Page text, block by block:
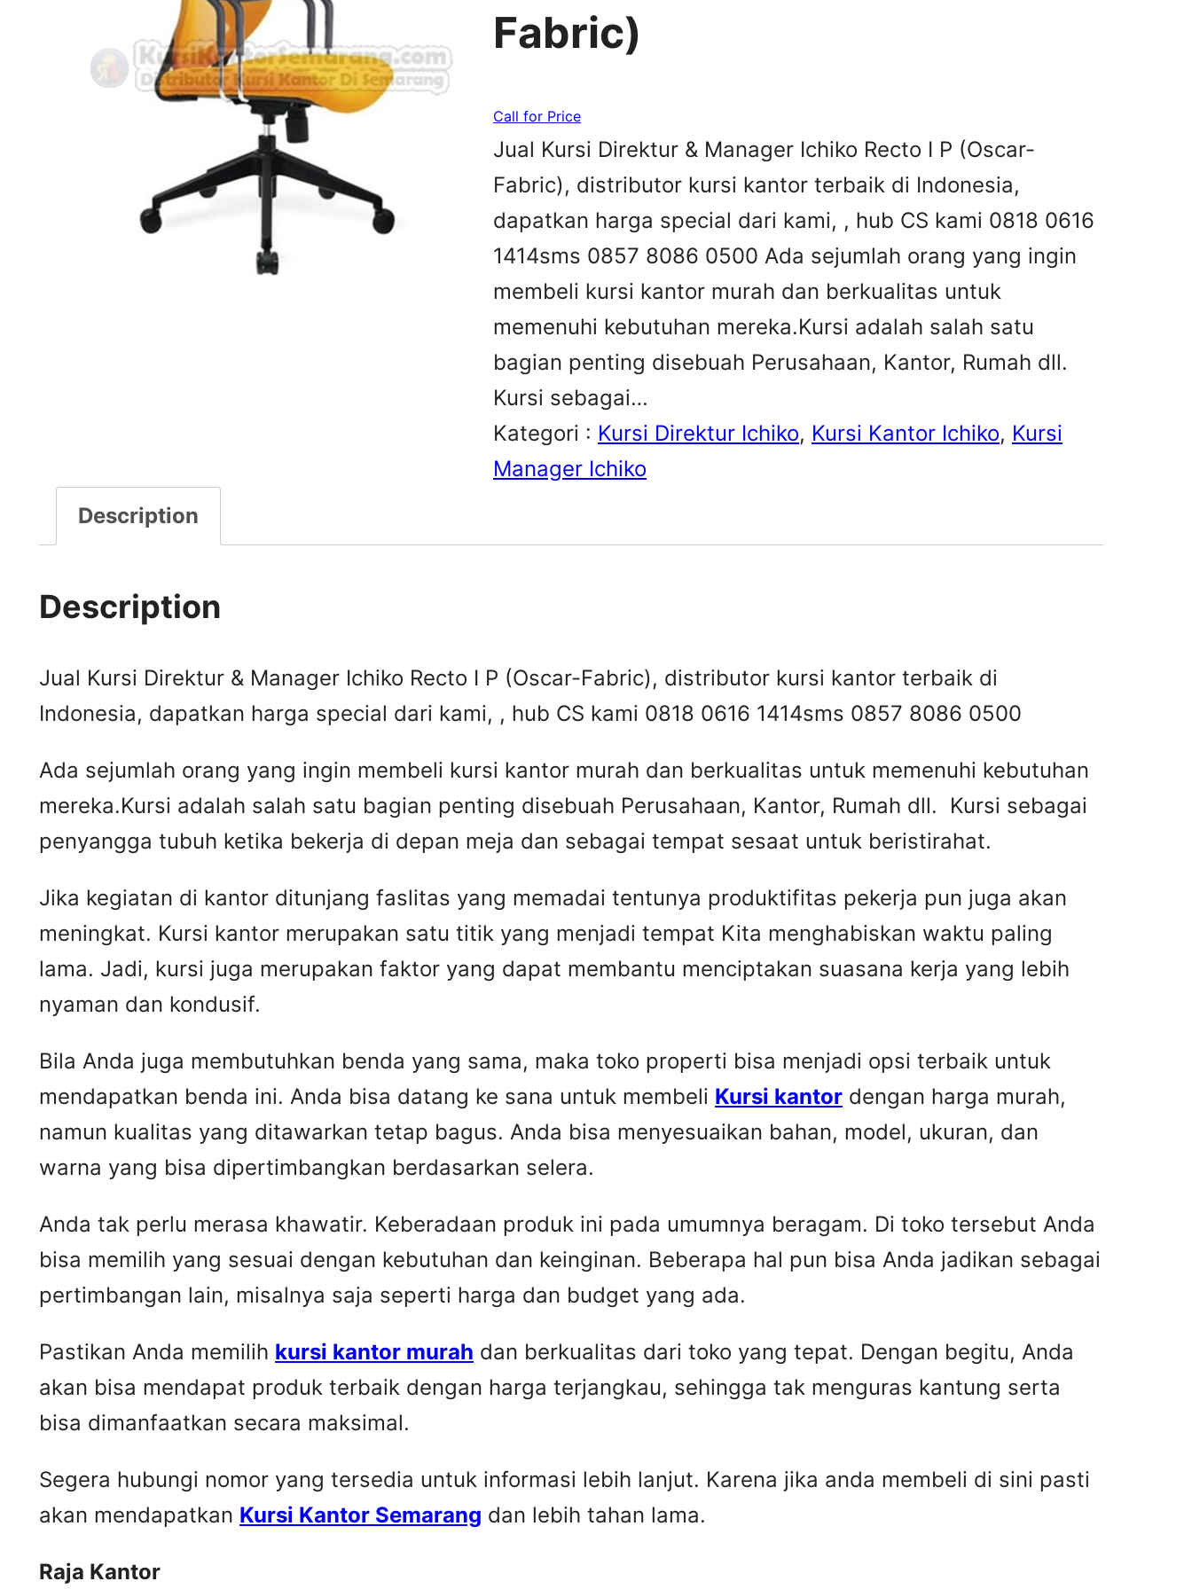
Fabric)
Call for Price
Jual Kursi Direktur & Manager Ichiko Recto I P (Oscar-
Fabric), distributor kursi kantor terbaik di Indonesia,
dapatkan harga special dari kami, , hub CS kami 0818 0616
1414sms 0857 8086 0500 Ada sejumlah orang yang ingin
membeli kursi kantor murah dan berkualitas untuk
memenuhi kebutuhan mereka.Kursi adalah salah satu
bagian penting disebuah Perusahaan, Kantor, Rumah dll.
Kursi sebagai…
Kategori : Kursi Direktur Ichiko, Kursi Kantor Ichiko, Kursi
Manager Ichiko
Description
Description
Jual Kursi Direktur & Manager Ichiko Recto I P (Oscar-Fabric), distributor kursi kantor terbaik di
Indonesia, dapatkan harga special dari kami, , hub CS kami 0818 0616 1414sms 0857 8086 0500
Ada sejumlah orang yang ingin membeli kursi kantor murah dan berkualitas untuk memenuhi kebutuhan
mereka.Kursi adalah salah satu bagian penting disebuah Perusahaan, Kantor, Rumah dll. Kursi sebagai
penyangga tubuh ketika bekerja di depan meja dan sebagai tempat sesaat untuk beristirahat.
Jika kegiatan di kantor ditunjang faslitas yang memadai tentunya produktifitas pekerja pun juga akan
meningkat. Kursi kantor merupakan satu titik yang menjadi tempat Kita menghabiskan waktu paling
lama. Jadi, kursi juga merupakan faktor yang dapat membantu menciptakan suasana kerja yang lebih
nyaman dan kondusif.
Bila Anda juga membutuhkan benda yang sama, maka toko properti bisa menjadi opsi terbaik untuk
mendapatkan benda ini. Anda bisa datang ke sana untuk membeli Kursi kantor dengan harga murah,
namun kualitas yang ditawarkan tetap bagus. Anda bisa menyesuaikan bahan, model, ukuran, dan
warna yang bisa dipertimbangkan berdasarkan selera.
Anda tak perlu merasa khawatir. Keberadaan produk ini pada umumnya beragam. Di toko tersebut Anda
bisa memilih yang sesuai dengan kebutuhan dan keinginan. Beberapa hal pun bisa Anda jadikan sebagai
pertimbangan lain, misalnya saja seperti harga dan budget yang ada.
Pastikan Anda memilih kursi kantor murah dan berkualitas dari toko yang tepat. Dengan begitu, Anda
akan bisa mendapat produk terbaik dengan harga terjangkau, sehingga tak menguras kantung serta
bisa dimanfaatkan secara maksimal.
Segera hubungi nomor yang tersedia untuk informasi lebih lanjut. Karena jika anda membeli di sini pasti
akan mendapatkan Kursi Kantor Semarang dan lebih tahan lama.
Raja Kantor